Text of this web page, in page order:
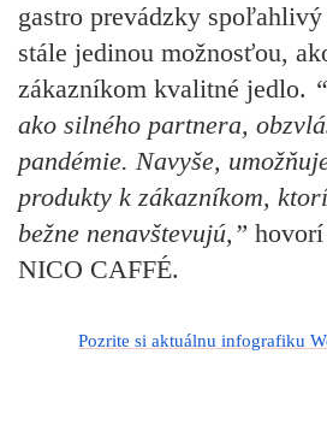
gastro prevádzky
stále jedinou možnosťou,
zákazníkom kvalitné jedlo.
ako silného partnera,
pandémie. Navyše,
produkty k zákazníkom,
bežne nenavštevujú,”
NICO CAFFÉ.
Pozrite si aktuálnu infografiku